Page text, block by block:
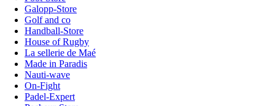
Galopp-Store
Golf and co
Handball-Store
House of Rugby
La sellerie de Maé
Made in Paradis
Nauti-wave
On-Fight
Padel-Expert